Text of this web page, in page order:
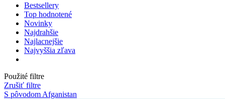
Bestsellery
Top hodnotené
Novinky
Najdrahšie
Najlacnejšie
Najvyššia zľava
Použité filtre
Zrušiť filtre
S pôvodom Afganistan